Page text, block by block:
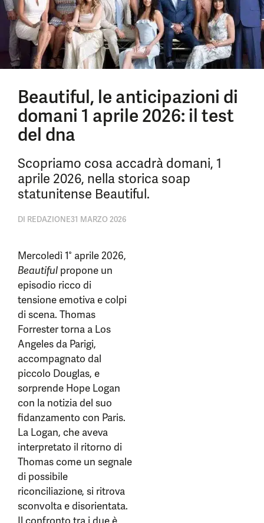
Beautiful, le anticipazioni di
domani 1 aprile 2026: il test
del dna
Scopriamo cosa accadrà domani, 1
aprile 2026, nella storica soap
statunitense Beautiful.
DI REDAZIONE31 MARZO 2026
Mercoledì 1° aprile 2026,
Beautiful propone un
episodio ricco di
tensione emotiva e colpi
di scena. Thomas
Forrester torna a Los
Angeles da Parigi,
accompagnato dal
piccolo Douglas, e
sorprende Hope Logan
con la notizia del suo
fidanzamento con Paris.
La Logan, che aveva
interpretato il ritorno di
Thomas come un segnale
di possibile
riconciliazione, si ritrova
sconvolta e disorientata.